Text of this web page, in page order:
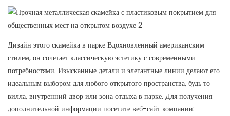
Дизайн этого скамейка в парке Вдохновленный американским
стилем, он сочетает классическую эстетику с современными
потребностями. Изысканные детали и элегантные линии делают его
идеальным выбором для любого открытого пространства, будь то
вилла, внутренний двор или зона отдыха в парке. Для получения
дополнительной информации посетите веб-сайт компании: